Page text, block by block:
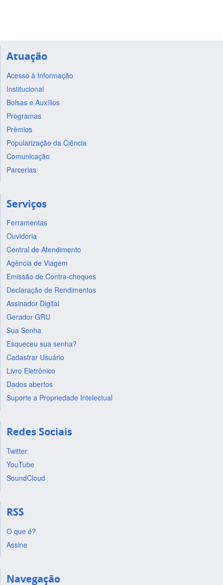
Atuação
Acesso à Informação
Institucional
Bolsas e Auxílios
Programas
Prêmios
Popularização da Ciência
Comunicação
Parcerias
Serviços
Ferramentas
Ouvidoria
Central de Atendimento
Agência de Viagem
Emissão de Contra-cheques
Declaração de Rendimentos
Assinador Digital
Gerador GRU
Sua Senha
Esqueceu sua senha?
Cadastrar Usuário
Livro Eletrônico
Dados abertos
Suporte a Propriedade Intelectual
Redes Sociais
Twitter
YouTube
SoundCloud
RSS
O que é?
Assine
Navegação